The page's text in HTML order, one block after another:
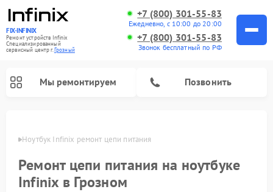
FIX-INFINIX
Ремонт устройств Infinix
Специализированный
cервисный центр г.Грозный
+7 (800) 301-55-83
Ежедневно, с 10:00 до 20:00
+7 (800) 301-55-83
Звонок бесплатный по РФ
Мы ремонтируем Позвонить
Ноутбук Infinix ремонт цепи питания
Ремонт цепи питания на ноутбуке
Infinix в Грозном